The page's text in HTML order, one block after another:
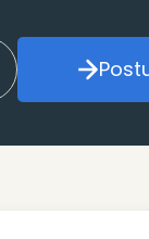
mon alerte